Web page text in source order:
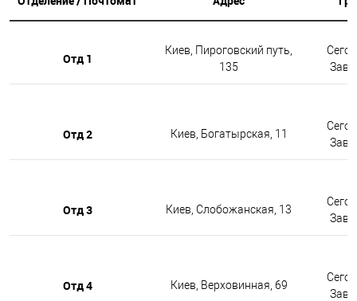
Отд 1
Киев, Пироговский путь,
135
Отд 2 Киев, Богатырская, 11
Отд 3 Киев, Слобожанская, 13
Отд 4 Киев, Верховинная, 69